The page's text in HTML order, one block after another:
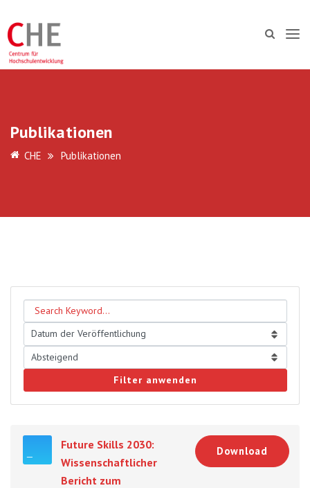
Publikationen
CHE Publikationen
Filter anwenden
Future Skills 2030:
Wissenschaftlicher
Bericht zum
Download